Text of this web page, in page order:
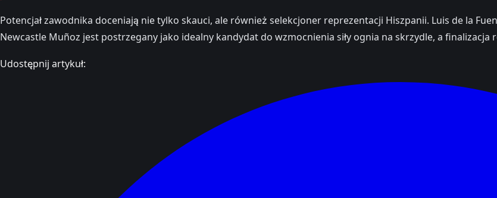
Potencjał zawodnika doceniają nie tylko skauci, ale również selekcjoner reprezentacji Hiszpanii. Luis de la
Newcastle Muñoz jest postrzegany jako idealny kandydat do wzmocnienia siły ognia na skrzydle, a
Udostępnij artykuł: